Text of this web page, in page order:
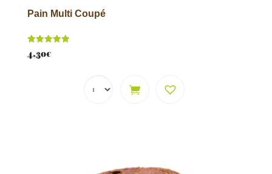
Pain Multi Coupé
5.00
4,30€